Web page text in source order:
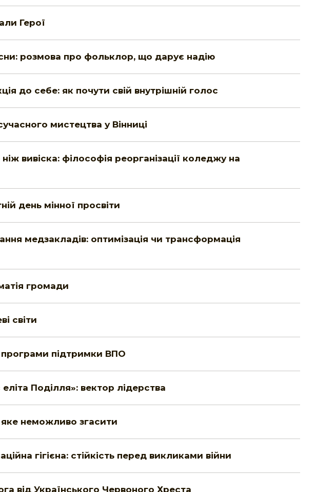
Герої
розмова про фольклор, що дарує надію
до себе: як почути свій внутрішній голос
мистецтва у Вінниці
вивіска: філософія реорганізації коледжу на
день мінної просвіти
медзакладів: оптимізація чи трансформація
громади
світи
програми підтримки ВПО
еліта Поділля»: вектор лідерства
яке неможливо згасити
гігієна: стійкість перед викликами війни
від Українського Червоного Хреста